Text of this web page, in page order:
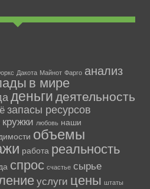
Дакота Майнот Фарго анализ
в мире
деньги деятельность
запасы ресурсов
кружки любовь наши
объемы
работа реальность
спрос счастье сырье
услуги цены штаты